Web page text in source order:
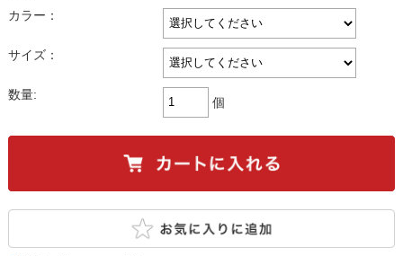
カラー：
サイズ：
数量:
個